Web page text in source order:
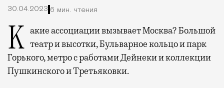
30.04.2023 6 мин. чтения
Какие ассоциации вызывает Москва? Большой театр и высотки, Бульварное кольцо и парк
Горького, метро с работами Дейнеки и коллекции
Пушкинского и Третьяковки.